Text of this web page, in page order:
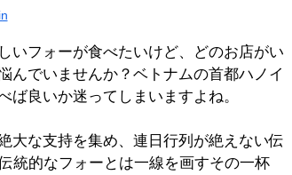
いフォーが食べたいけど、どのお店がい
んでいませんか？ベトナムの首都ハノイ
良いか迷ってしまいますよね。
大な支持を集め、連日行列が絶えない伝
統的なフォーとは一線を画すその一杯